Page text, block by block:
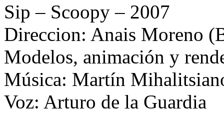
Sip – Scoopy – 2007
Direccion: Anais Moreno
Modelos, animación y
Música: Martín
Voz: Arturo de la Guardia